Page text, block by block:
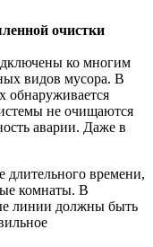
очистки
ко многим
видов мусора. В
обнаруживается
не очищаются
аварии. Даже в
длительного времени,
комнаты. В
линии должны быть